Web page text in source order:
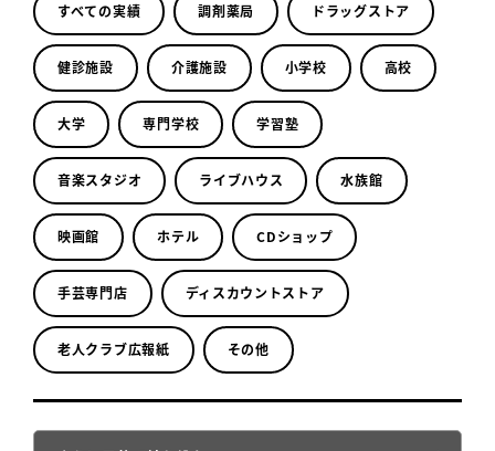
すべての実績 調剤薬局 ドラッグストア
健診施設 介護施設 小学校 高校
大学 専門学校 学習塾
音楽スタジオ ライブハウス 水族館
映画館 ホテル CDショップ
手芸専門店 ディスカウントストア
老人クラブ広報紙 その他